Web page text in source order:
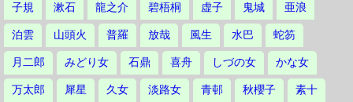
子規 漱石 龍之介 碧梧桐 虚子 鬼城 亜浪
泊雲 山頭火 普羅 放哉 風生 水巴 蛇笏
月二郎 みどり女 石鼎 喜舟 しづの女 かな女
万太郎 犀星 久女 淡路女 青邨 秋櫻子 素十